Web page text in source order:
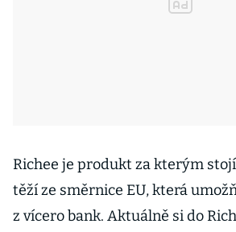
Richee je produkt za kterým
těží ze směrnice EU, která
z vícero bank. Aktuálně si do